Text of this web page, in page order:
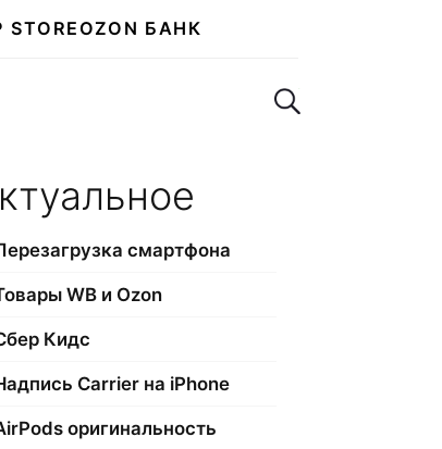
STOREOZON БАНК
Поиск по сайту
смартфона
WB и Ozon
Кидс
Carrier на iPhone
оригинальность